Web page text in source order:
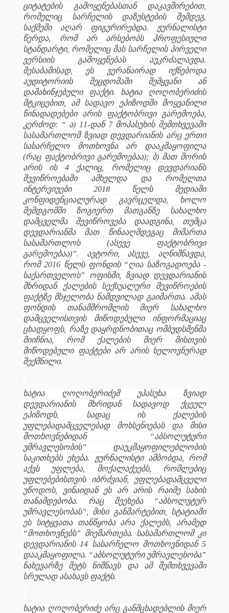
ციტატების გამოყენებასთან დაკავშირებით,
რომელიც სარჩელის დაზუსტების შემდეგ,
საქმეში აღარ ფიგურირებდა. ჟურნალისტი
წერდა, რომ არ არსებობს პროფესიული
სტანდარტი, რომელიც მას სარჩელის პირველი
ვერსიის გამოყენებას აუკრძალავდა.
შესაბამისად, ეს ვერანაირად იქნებოდა
აუდიტორიის შეცდომაში შემყვანი ან
დამახინჯებული ფაქტი. ხატია ღოღობერიძის
მტკიცებით, ამ სადავო ეპიზოდში მოყვანილი
წინადადებები არის ფაქტობრივი გარემოება,
კერძოდ: “ ა) 11-დან 7 მოპასუხის შემთხვევაში
სასამართლომ ზვიად დევდარიანის არც ერთი
სასარჩელო მოთხოვნა არ დააკმაყოფილა
(რაც ფაქტობრივი გარემოებაა); ბ) მათ შორის
არის ის 4 ქალიც, რომელიც დევდარიანს
შევიწროებაში ამხელდა და რომელთა
ინტერვიუები 2018 წელს მედიაში
კონფიდენციალურად გავრცელდა, ხოლო
შემდგომში ზოგიერთ მათგანზე სახალხო
დამცველმა შევიწროვება დაადგინა, თუმცა
დევდარიანმა მათ წინააღმდეგაც მიმართა
სასამართლოს (ასევე ფაქტობრივი
გარემოებაა)”. ავტორი, ასევე, აღნიშნავდა,
რომ 2016 წელს ფონდის “ღია საზოგადოება -
საქართველოს” ოფისში, ზვიად დევდარიანის
მხრიდან ქალების სექსუალური შევიწროების
ფაქტზე მსჯელობა ნამდვილად გაიმართა. ამას
ფონდის თანამშრომლის მიერ სახალხო
დამცველისთვის მიწოდებული ინფორმაციაც
ცხადყოფს, რაზე დაყრდნობითაც ომბუდსმენმა
მიიჩნია, რომ ქალების მიერ მისთვის
მიწოდებული ფაქტები არ არის ხელოვნურად
შექმნილი.
ხატია ღოღობერიძემ უპასუხა ზვიად
დევდარიანის მხრიდან სადავოდ ქცეულ
ეპიზოდს, სადაც ის ქალების
უფლებადამცველებად მოხსენიებას და მისი
მოთხოვნებიდან
“აბსოლუტური
უმრავლესობის” დაუკმაყოფილებლობის
საკითხებს ეხება. ჟურნალისტი ამბობდა, რომ
აქვს უფლება, მოქალაქეებს, რომლებიც
უფლებებისთვის იბრძვიან, უფლებადამცველი
უწოდოს, ვინაიდან ეს არ არის რაიმე სახის
თანამდებობა. რაც შეეხება “აბსოლუტურ
უმრავლესობას”, მისი განმარტებით, სტატიაში
ეს სიტყვათა თანწყობა არა ქალებს, არამედ
“მოთხოვნებს” მიემართება. სასამართლომ კი
დევდარიანის 14 სასარჩელო მოთხოვნიდან 5
დააკმაყოფილა. “აბსოლუტური უმრავლესობა”
ნახევარზე მეტს ნიშნავს და ამ შემთხვევაში
სრულად ასახავს ფაქტს.
ხატია ღოღობერიძე არც განმცხადებლის მიერ